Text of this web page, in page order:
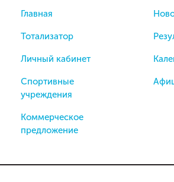
Главная
Тотализатор
Личный кабинет
Спортивные
учреждения
Коммерческое
предложение